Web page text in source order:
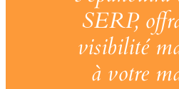
SERP,
visibilité
à votre